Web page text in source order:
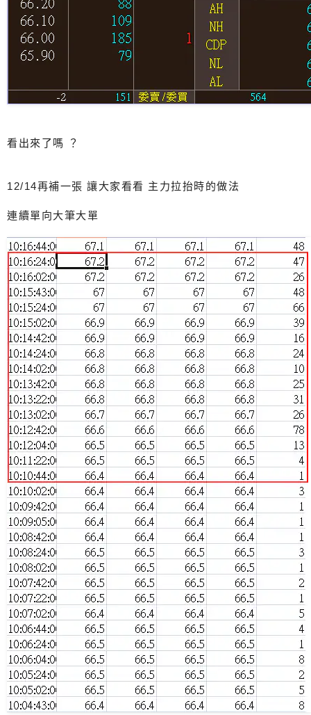
看出來了嗎 ？
12/14再補一張 讓大家看看 主力拉抬時的做法
連續單向大筆大單